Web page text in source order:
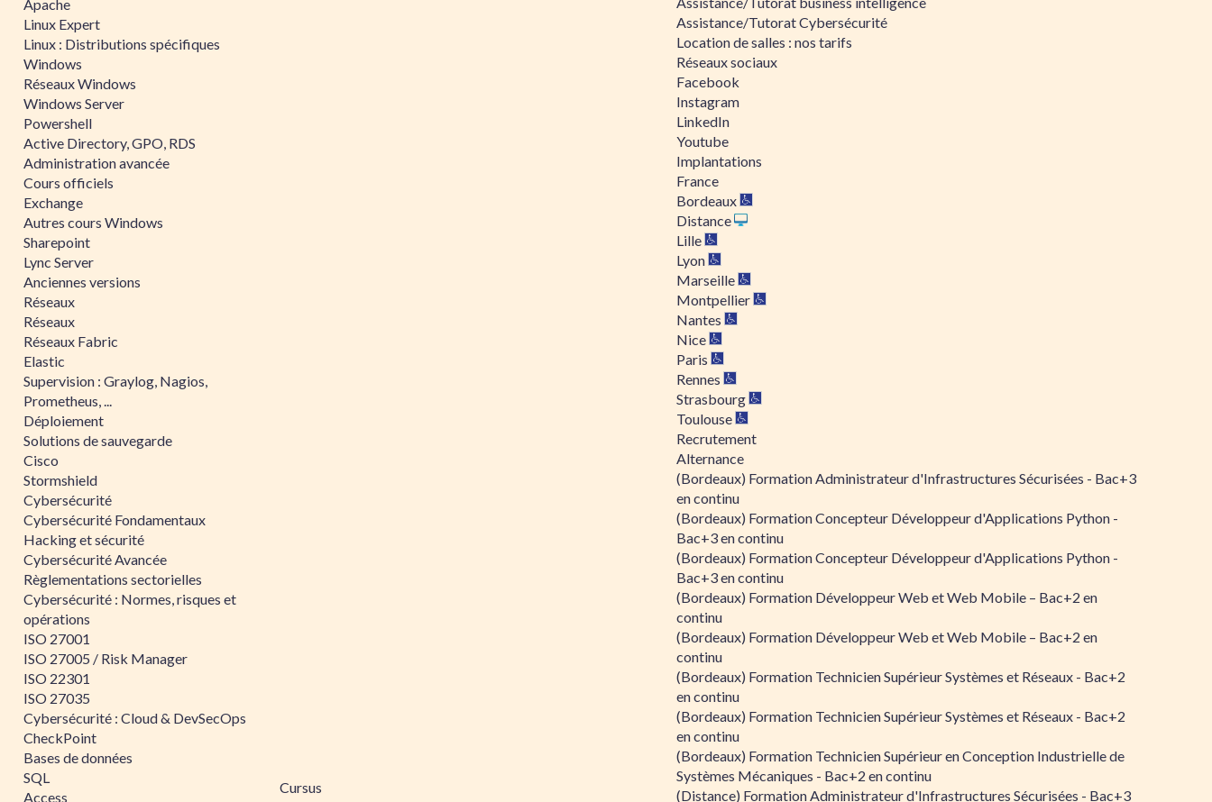
Apache
Linux Expert
Linux : Distributions spécifiques
Windows
Réseaux Windows
Windows Server
Powershell
Active Directory, GPO, RDS
Administration avancée
Cours officiels
Exchange
Autres cours Windows
Sharepoint
Lync Server
Anciennes versions
Réseaux
Réseaux
Réseaux Fabric
Elastic
Supervision : Graylog, Nagios,
Prometheus, ...
Déploiement
Solutions de sauvegarde
Cisco
Stormshield
Cybersécurité
Cybersécurité Fondamentaux
Hacking et sécurité
Cybersécurité Avancée
Règlementations sectorielles
Cybersécurité : Normes, risques et
opérations
ISO 27001
ISO 27005 / Risk Manager
ISO 22301
ISO 27035
Cybersécurité : Cloud & DevSecOps
CheckPoint
Bases de données
SQL
Access
Cursus
Assistance/Tutorat Cybersécurité
Location de salles : nos tarifs
Réseaux sociaux
Facebook
Instagram
LinkedIn
Youtube
Implantations
France
Bordeaux
Distance
Lille
Lyon
Marseille
Montpellier
Nantes
Nice
Paris
Rennes
Strasbourg
Toulouse
Recrutement
Alternance
(Bordeaux) Formation Administrateur d'Infrastructures Sécurisées - Bac+3
en continu
(Bordeaux) Formation Concepteur Développeur d'Applications Python -
Bac+3 en continu
(Bordeaux) Formation Concepteur Développeur d'Applications Python -
Bac+3 en continu
(Bordeaux) Formation Développeur Web et Web Mobile – Bac+2 en
continu
(Bordeaux) Formation Développeur Web et Web Mobile – Bac+2 en
continu
(Bordeaux) Formation Technicien Supérieur Systèmes et Réseaux - Bac+2
en continu
(Bordeaux) Formation Technicien Supérieur Systèmes et Réseaux - Bac+2
en continu
(Bordeaux) Formation Technicien Supérieur en Conception Industrielle de
Systèmes Mécaniques - Bac+2 en continu
(Distance) Formation Administrateur d'Infrastructures Sécurisées - Bac+3